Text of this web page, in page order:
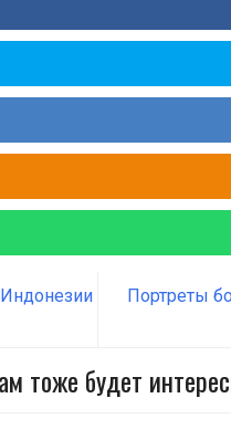
Портреты
тоже будет